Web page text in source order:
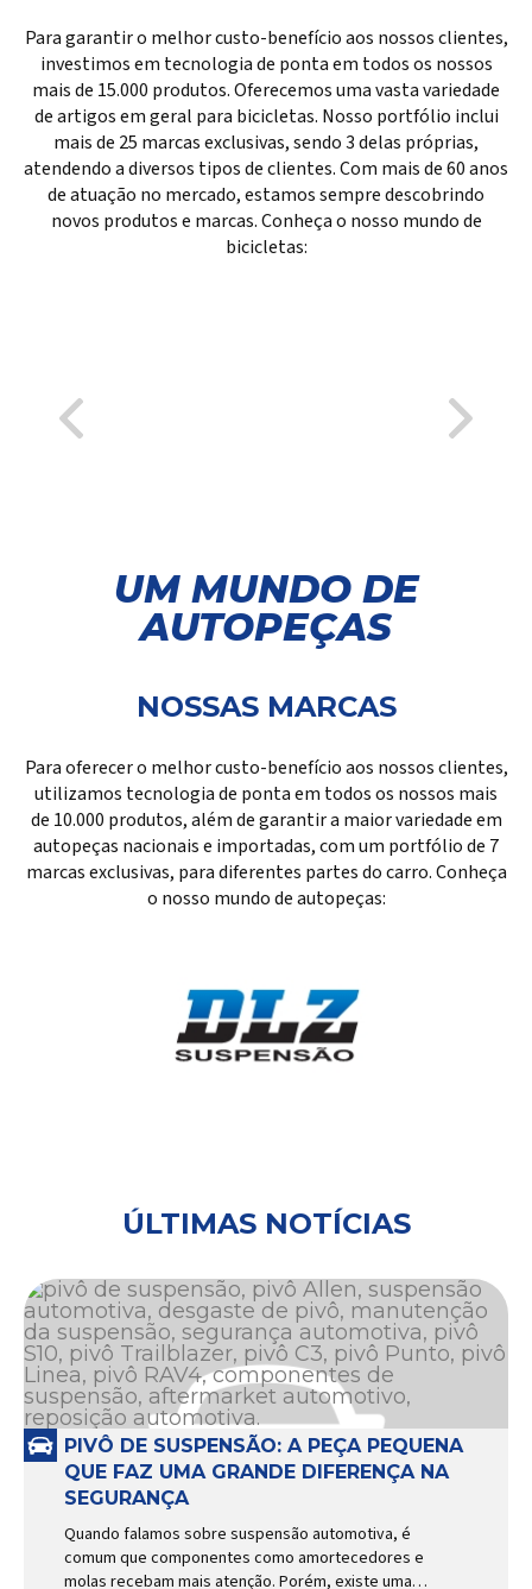
Para garantir o melhor custo-benefício aos nossos clientes,
investimos em tecnologia de ponta em todos os nossos
mais de 15.000 produtos. Oferecemos uma vasta variedade
de artigos em geral para bicicletas. Nosso portfólio inclui
mais de 25 marcas exclusivas, sendo 3 delas próprias,
atendendo a diversos tipos de clientes. Com mais de 60 anos
de atuação no mercado, estamos sempre descobrindo
novos produtos e marcas. Conheça o nosso mundo de
bicicletas:
UM MUNDO DE
AUTOPEÇAS
NOSSAS MARCAS
Para oferecer o melhor custo-benefício aos nossos clientes,
utilizamos tecnologia de ponta em todos os nossos mais
de 10.000 produtos, além de garantir a maior variedade em
autopeças nacionais e importadas, com um portfólio de 7
marcas exclusivas, para diferentes partes do carro. Conheça
o nosso mundo de autopeças:
ÚLTIMAS NOTÍCIAS
PIVÔ DE SUSPENSÃO: A PEÇA PEQUENA
QUE FAZ UMA GRANDE DIFERENÇA NA
SEGURANÇA
Quando falamos sobre suspensão automotiva, é
comum que componentes como amortecedores e
molas recebam mais atenção. Porém, existe uma